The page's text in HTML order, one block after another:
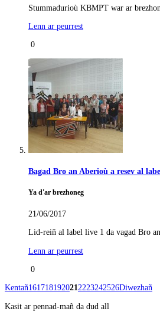
Stummadurioù KBMPT war ar
Lenn ar peurrest
0
Bagad Bro an Aberioù a resev al
Ya d'ar brezhoneg
21/06/2017
Lid-reiñ al label live 1 da vagad Bro
Lenn ar peurrest
0
Kentañ1617181920212223242526Diwezhañ
Kasit ar pennad-mañ da dud all